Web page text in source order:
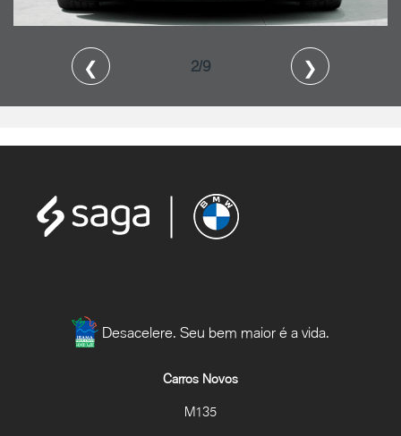
❮ 2/9 ❯
Desacelere. Seu bem maior é a vida.
Carros Novos
M135